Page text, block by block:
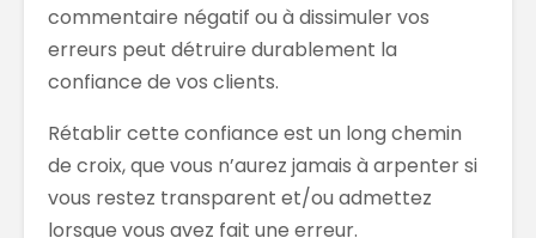
commentaire négatif ou à dissimulervos
erreurs peut détruire durablement la
confiance de vos clients.
Rétablir cette confiance est un long chemin
de croix,que vous n’aurez jamais à arpentersi
vous restez transparent et/ou admettez
lorsque vous avez fait une erreur.